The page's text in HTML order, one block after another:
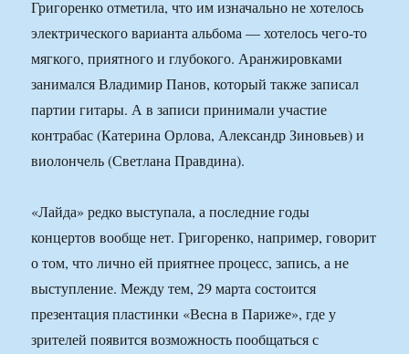
Григоренко отметила, что им изначально не хотелось
электрического варианта альбома — хотелось чего-то
мягкого, приятного и глубокого. Аранжировками
занимался Владимир Панов, который также записал
партии гитары. А в записи принимали участие
контрабас (Катерина Орлова, Александр Зиновьев) и
виолончель (Светлана Правдина).
«Лайда» редко выступала, а последние годы
концертов вообще нет. Григоренко, например, говорит
о том, что лично ей приятнее процесс, запись, а не
выступление. Между тем, 29 марта состоится
презентация пластинки «Весна в Париже», где у
зрителей появится возможность пообщаться с